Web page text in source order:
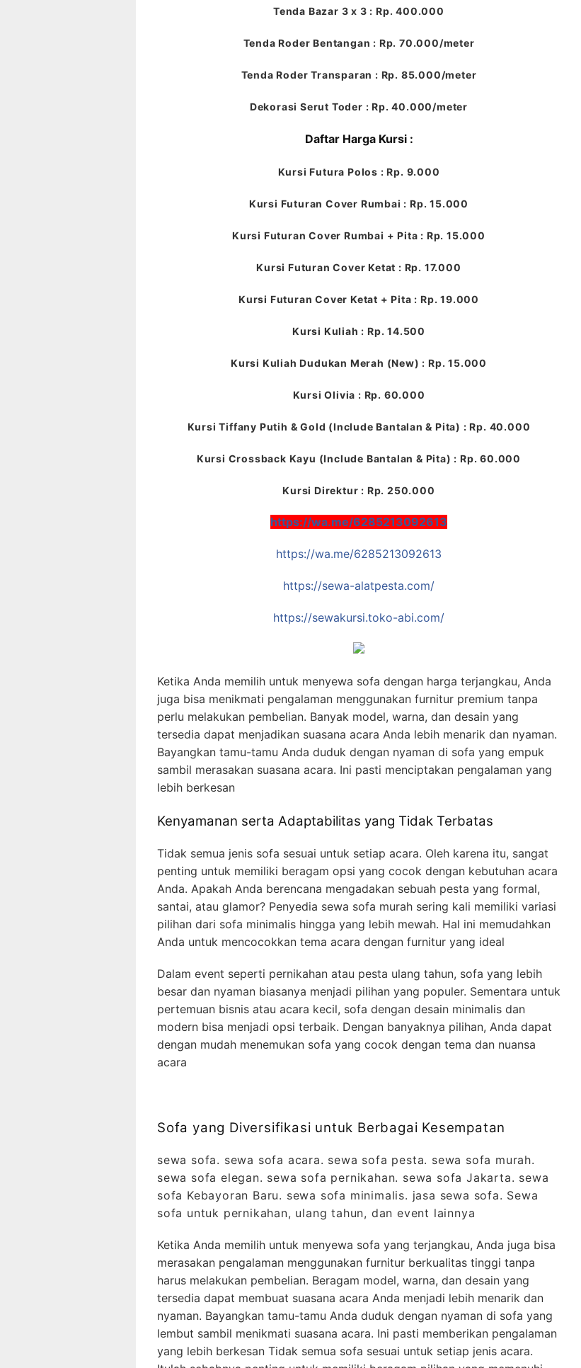
Tenda Bazar 3 x 3 : Rp. 400.000
Tenda Roder Bentangan : Rp. 70.000/meter
Tenda Roder Transparan : Rp. 85.000/meter
Dekorasi Serut Toder : Rp. 40.000/meter
Daftar Harga Kursi :
Kursi Futura Polos : Rp. 9.000
Kursi Futuran Cover Rumbai : Rp. 15.000
Kursi Futuran Cover Rumbai + Pita : Rp. 15.000
Kursi Futuran Cover Ketat : Rp. 17.000
Kursi Futuran Cover Ketat + Pita : Rp. 19.000
Kursi Kuliah : Rp. 14.500
Kursi Kuliah Dudukan Merah (New) : Rp. 15.000
Kursi Olivia : Rp. 60.000
Kursi Tiffany Putih & Gold (Include Bantalan & Pita) : Rp. 40.000
Kursi Crossback Kayu (Include Bantalan & Pita) : Rp. 60.000
Kursi Direktur : Rp. 250.000
https://wa.me/6285213092613
https://wa.me/6285213092613
https://sewa-alatpesta.com/
https://sewakursi.toko-abi.com/
Ketika Anda memilih untuk menyewa sofa dengan harga terjangkau, Anda
juga bisa menikmati pengalaman menggunakan furnitur premium tanpa
perlu melakukan pembelian. Banyak model, warna, dan desain yang
tersedia dapat menjadikan suasana acara Anda lebih menarik dan nyaman.
Bayangkan tamu-tamu Anda duduk dengan nyaman di sofa yang empuk
sambil merasakan suasana acara. Ini pasti menciptakan pengalaman yang
lebih berkesan
Kenyamanan serta Adaptabilitas yang Tidak Terbatas
Tidak semua jenis sofa sesuai untuk setiap acara. Oleh karena itu, sangat
penting untuk memiliki beragam opsi yang cocok dengan kebutuhan acara
Anda. Apakah Anda berencana mengadakan sebuah pesta yang formal,
santai, atau glamor? Penyedia sewa sofa murah sering kali memiliki variasi
pilihan dari sofa minimalis hingga yang lebih mewah. Hal ini memudahkan
Anda untuk mencocokkan tema acara dengan furnitur yang ideal
Dalam event seperti pernikahan atau pesta ulang tahun, sofa yang lebih
besar dan nyaman biasanya menjadi pilihan yang populer. Sementara untuk
pertemuan bisnis atau acara kecil, sofa dengan desain minimalis dan
modern bisa menjadi opsi terbaik. Dengan banyaknya pilihan, Anda dapat
dengan mudah menemukan sofa yang cocok dengan tema dan nuansa
acara
Sofa yang Diversifikasi untuk Berbagai Kesempatan
sewa sofa. sewa sofa acara. sewa sofa pesta. sewa sofa murah.
sewa sofa elegan. sewa sofa pernikahan. sewa sofa Jakarta. sewa
sofa Kebayoran Baru. sewa sofa minimalis. jasa sewa sofa. Sewa
sofa untuk pernikahan, ulang tahun, dan event lainnya
Ketika Anda memilih untuk menyewa sofa yang terjangkau, Anda juga bisa
merasakan pengalaman menggunakan furnitur berkualitas tinggi tanpa
harus melakukan pembelian. Beragam model, warna, dan desain yang
tersedia dapat membuat suasana acara Anda menjadi lebih menarik dan
nyaman. Bayangkan tamu-tamu Anda duduk dengan nyaman di sofa yang
lembut sambil menikmati suasana acara. Ini pasti memberikan pengalaman
yang lebih berkesan Tidak semua sofa sesuai untuk setiap jenis acara.